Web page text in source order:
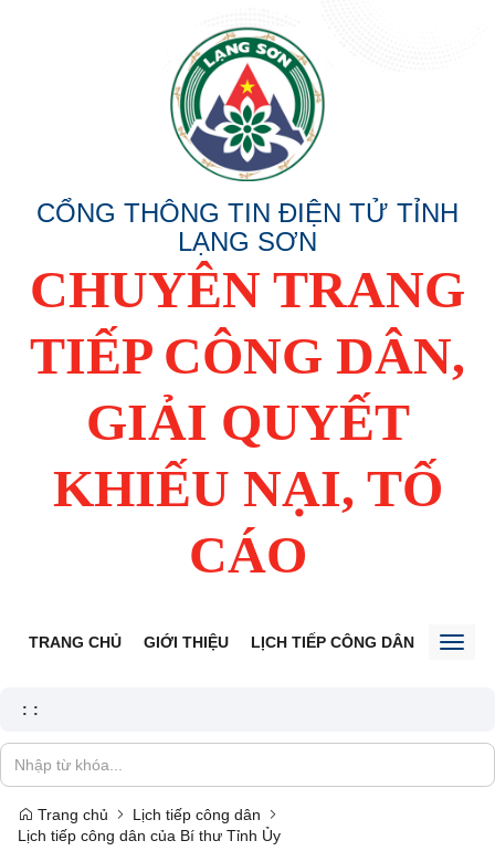
CỔNG THÔNG TIN ĐIỆN TỬ TỈNH
LẠNG SƠN
CHUYÊN TRANG
TIẾP CÔNG DÂN,
GIẢI QUYẾT
KHIẾU NẠI, TỐ
CÁO
TRANG CHỦ GIỚI THIỆU LỊCH TIẾP CÔNG DÂN TIN
: :
Trang chủ
Lịch tiếp công dân
Lịch tiếp công dân của Bí thư Tỉnh Ủy